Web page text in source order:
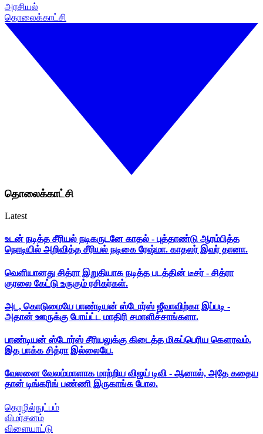
அரசியல்
தொலைக்காட்சி
தொலைக்காட்சி
Latest
உடன் நடித்த சீரியல் நடிகருடனே காதல் - புத்தாண்டு ஆரம்பித்த
நொடியில் அறிவித்த சீரியல் நடிகை ரேஷ்மா. காதலர் இவர் தானா.
வெளியானது சித்ரா இறுதியாக நடித்த படத்தின் டீசர் - சித்ரா
குரலை கேட்டு உருகும் ரசிகர்கள்.
அட, கொடுமையே பாண்டியன் ஸ்டோர்ஸ் ஜீவாவிற்கா இப்படி -
அதான் ஊருக்கு போய்ட்ட மாதிரி சமாளிச்சாங்களா.
பாண்டியன் ஸ்டோர்ஸ் சீரியலுக்கு கிடைத்த மிகப்பெரிய கௌரவம்.
இத பாக்க சித்ரா இல்லையே.
வேலனை வேலம்மாளாக மாற்றிய விஜய் டிவி - ஆனால், அதே கதைய
தான் டிங்கரிங் பண்ணி இருகாங்க போல.
தொழில்நுட்பம்
விமர்சனம்
விளையாட்டு